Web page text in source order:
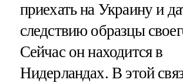
приехать на Украину и
следствию образцы
Сейчас он находится в
Нидерландах. В этой